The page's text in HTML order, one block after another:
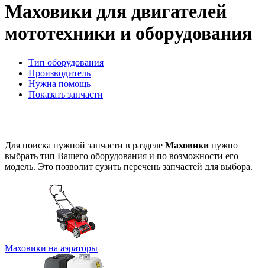
Маховики для двигателей
мототехники и оборудования
Тип оборудования
Производитель
Нужна помощь
Показать запчасти
Для поиска нужной запчасти в разделе Маховики нужно
выбрать тип Вашего оборудования и по возможности его
модель. Это позволит сузить перечень запчастей для выбора.
Маховики на аэраторы